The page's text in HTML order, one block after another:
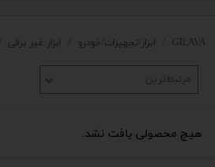
GILAVA ابزار/تجهیزات/خودرو ابزار غیر برقی
مرتبط‌ترین
هیچ محصولی یافت نشد.